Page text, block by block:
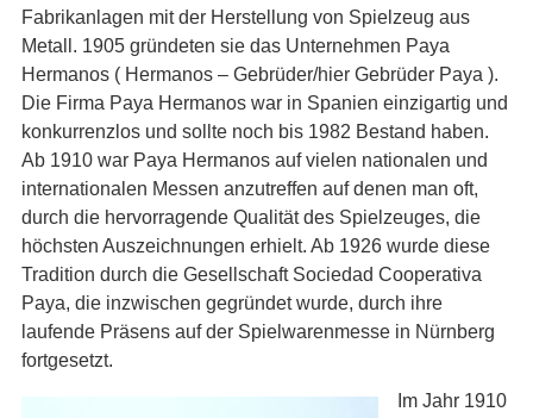
Fabrikanlagen mit der Herstellung von Spielzeug aus
Metall. 1905 gründeten sie das Unternehmen Paya
Hermanos ( Hermanos – Gebrüder/hier Gebrüder Paya ).
Die Firma Paya Hermanos war in Spanien einzigartig und
konkurrenzlos und sollte noch bis 1982 Bestand haben.
Ab 1910 war Paya Hermanos auf vielen nationalen und
internationalen Messen anzutreffen auf denen man oft,
durch die hervorragende Qualität des Spielzeuges, die
höchsten Auszeichnungen erhielt. Ab 1926 wurde diese
Tradition durch die Gesellschaft Sociedad Cooperativa
Paya, die inzwischen gegründet wurde, durch ihre
laufende Präsens auf der Spielwarenmesse in Nürnberg
fortgesetzt.
Im Jahr 1910